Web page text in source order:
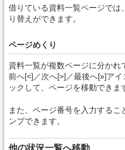
借りている資料一覧ページでは
り替えができます。
ページめくり
資料一覧が複数ページに分かれ
前へ[<]／次へ[>]／最後へ[»]ア
ックして、ページを移動できま
また、ページ番号を入力するこ
ンプできます。
他の状況一覧へ移動